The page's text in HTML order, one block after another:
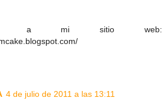
a mi sitio web:
4 de julio de 2011 a las 13:11